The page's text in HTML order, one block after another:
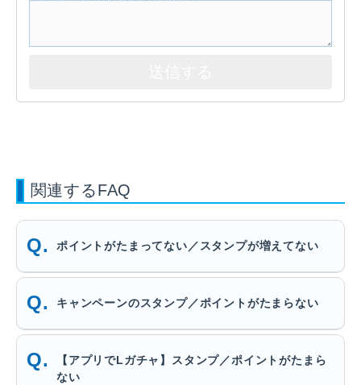
関連するFAQ
ポイントがたまってない／スタンプが増えてない
キャンペーンのスタンプ／ポイントがたまらない
【アプリでLガチャ】スタンプ／ポイントがたまら
ない